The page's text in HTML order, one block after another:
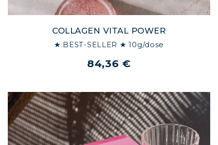
COLLAGEN VITAL POWER
★ BEST-SELLER ★ 10g/dose
84,36 €